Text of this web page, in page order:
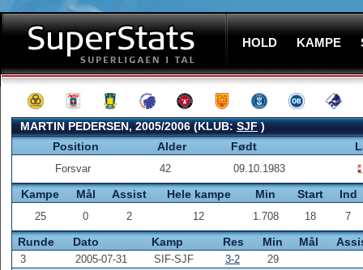
HOLD KAMPE
MARTIN PEDERSEN, 2005/2006 (KLUB:SJF)
Position
Alder Født
Forsvar 42 09.10.1983
Kampe Mål Assist Hele kampe Min Start Ind
25 0 2 12 1.708 18 7
Runde Dato Kamp Res Min Mål
3 2005-07-31 SIF-SJF 3-2
29